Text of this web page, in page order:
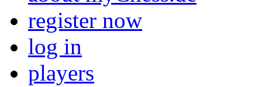
register now
log in
players